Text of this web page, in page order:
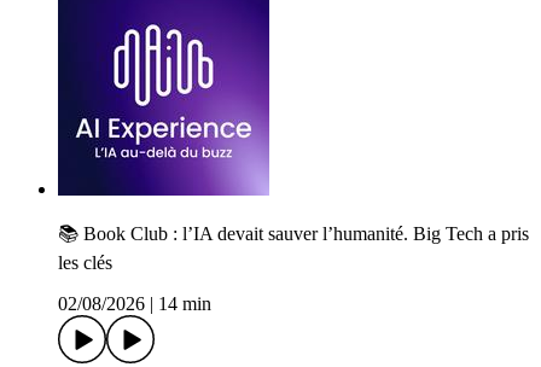
📚 Book Club : l’IA devait sauver l’humanité. Big Tech a pris
les clés
02/08/2026
14 min